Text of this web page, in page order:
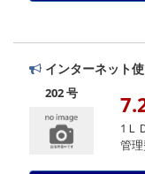
インターネット
202 号
1Ｌ
管